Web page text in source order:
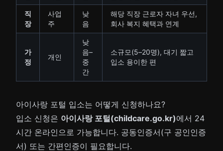
직
장
사업
주
낮
음
해당 직장 근로자 자녀 우선,
회사 복지 혜택과 연계
가
정
개인
낮
음–
중
간
소규모(5–20명), 대기 짧고
입소 용이한 편
아이사랑 포털 입소는 어떻게 신청하나요?
입소 신청은 아이사랑 포털(childcare.go.kr)에서 24
시간 온라인으로 가능합니다. 공동인증서(구 공인인증
서) 또는 간편인증이 필요합니다.